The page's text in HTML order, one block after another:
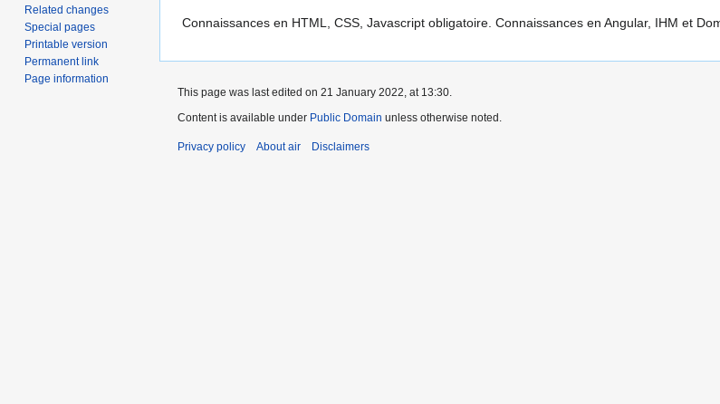
Connaissances en HTML, CSS, Javascript obligatoire. Connaissances en Angular, IHM et
Related changes
Special pages
Printable version
Permanent link
Page information
This page was last edited on 21 January 2022, at 13:30.
Content is available under Public Domain unless otherwise noted.
Privacy policy About air Disclaimers